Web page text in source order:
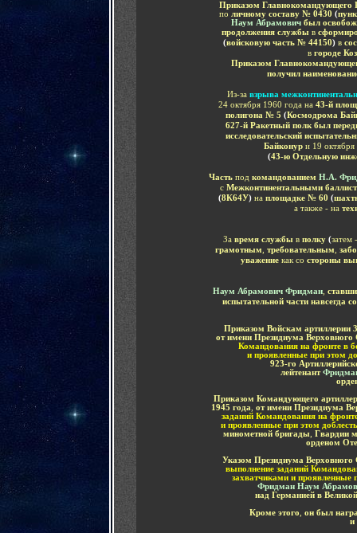
Приказом Главнокомандующего
по личному составу № 0430 (
Наум Абрамович был
продолжения службы в
(войсковую часть № 44150) в
в городе
Приказом
получил
Из-за взрыва
24 октября 1960 года на 43-й
полигона № 5 (Космодрома
627-й Ракетный полк был
исследовательский
Байконур и 19
(43-ю Отдельную
Часть под командованием Н.А.
с Межконтинентальными
(8К64У) на площадке № 60 (
а также - на
За время службы в полку (затем
грамотным
требовательным
уважение как со стороны
Наум Абрамович Фридман,
испытательной части навсегда
Приказом Войскам артиллерии
от имени Президиума
Командования на фронте в
и проявленные при этом
923-го
лейтенант
Приказом Командующего
1945 года
от имени Президиума
заданий Командования на
и проявленные при этом доблесть
минометной бригады Гвардии
орденом
Указом Президиума
выполнение заданий
захватчиками и проявленные
Фридман Наум
над Германией в
Кроме этого
он был
и